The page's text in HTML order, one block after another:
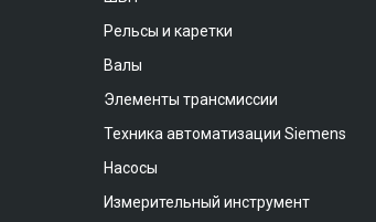
Рельсы и каретки
Валы
Элементы трансмиссии
Техника автоматизации Siemens
Насосы
Измерительный инструмент